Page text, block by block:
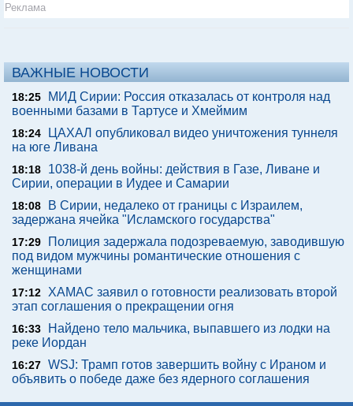
Реклама
ВАЖНЫЕ НОВОСТИ
18:25
МИД Сирии: Россия отказалась от контроля над
военными базами в Тартусе и Хмеймим
18:24
ЦАХАЛ опубликовал видео уничтожения туннеля
на юге Ливана
18:18
1038-й день войны: действия в Газе, Ливане и
Сирии, операции в Иудее и Самарии
18:08
В Сирии, недалеко от границы с Израилем,
задержана ячейка "Исламского государства"
17:29
Полиция задержала подозреваемую, заводившую
под видом мужчины романтические отношения с
женщинами
17:12 ХАМАС заявил о готовности реализовать второй
этап соглашения о прекращении огня
16:33
Найдено тело мальчика, выпавшего из лодки на
реке Иордан
16:27 WSJ: Трамп готов завершить войну с Ираном и
объявить о победе даже без ядерного соглашения